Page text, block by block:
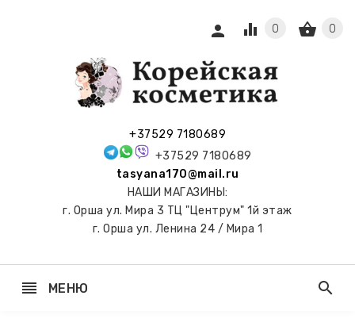
+37529 7180689
+37529 7180689
tasyana170@mail.ru
НАШИ МАГАЗИНЫ:
г. Орша ул. Мира 3 ТЦ "Центрум" 1й этаж
г. Орша ул. Ленина 24 / Мира 1
person shopping_basket 0
equalizer 0
reorder МЕНЮ
ТОНЕРЫ, search